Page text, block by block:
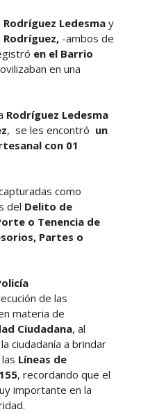
Rodríguez Ledesmay
Rodríguez,-ambos de
en el Barrio
en una
Rodríguez Ledesma
, se les encontró un
con 01
como
del Delito de
o Tenencia de
Partes o
de las
materia de
Ciudadana, al
ciudadanía a brindar
Líneas de
, recordando que el
importante en la